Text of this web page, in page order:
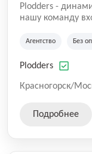
Plodders -
нашу команду
на рынке
оказываемых
Агентство Без
Plodders
Красногорск/
Подробнее